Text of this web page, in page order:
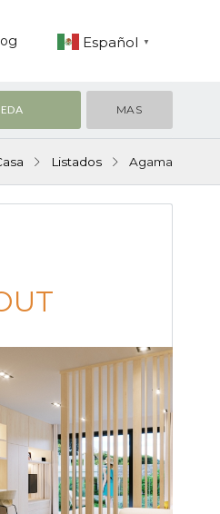
Español ▼
MAS
Listados Agama